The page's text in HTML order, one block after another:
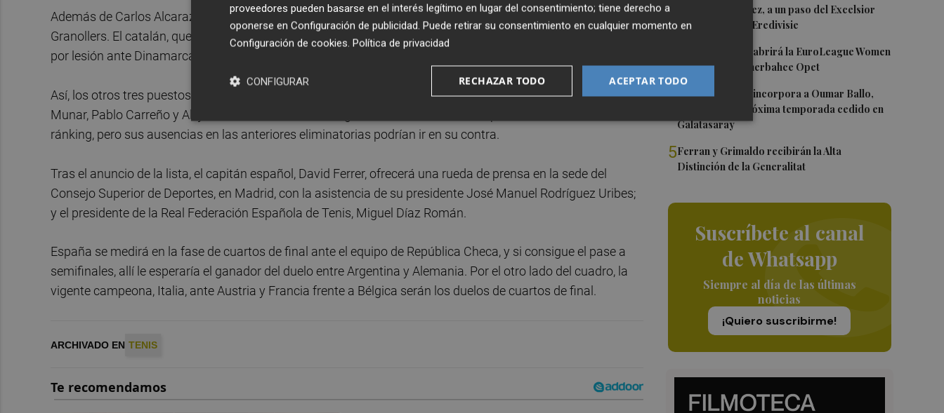
2
Mario Domínguez, a un paso del Excelsior
Róterdam de la Eredivisie
Valencia Basket abrirá la EuroLeague Women
en casa ante Fenerbahce Opet
4Valencia Basket incorpora a Oumar Ballo,
que jugará la próxima temporada cedido en
Galatasaray
5Ferran y Grimaldo recibirán la Alta
Distinción de la Generalitat
Suscríbete al canal
de Whatsapp
Siempre al día de las últimas
noticias
¡Quiero suscribirme!
Además de Carlos Alcaraz, David Ferrer podría volver a contar con el especialista de dobles Marcel
Granollers. El catalán, que también conquistó el US Open en la categoría de dobles, causó igualmente baja
por lesión ante Dinamarca, aunque es una incógnita porque no ha vuelto a jugar en el circuito.
Así, los otros tres puestos en el equipo se los repartirán, presumiblemente, entre Pedro Martínez, Jaume
Munar, Pablo Carreño y Alejandro Davidovich. El malagueño es el número dos español en términos de
ránking, pero sus ausencias en las anteriores eliminatorias podrían ir en su contra.
Tras el anuncio de la lista, el capitán español, David Ferrer, ofrecerá una rueda de prensa en la sede del
Consejo Superior de Deportes, en Madrid, con la asistencia de su presidente José Manuel Rodríguez Uribes;
y el presidente de la Real Federación Española de Tenis, Miguel Díaz Román.
España se medirá en la fase de cuartos de final ante el equipo de República Checa, y si consigue el pase a
semifinales, allí le esperaría el ganador del duelo entre Argentina y Alemania. Por el otro lado del cuadro, la
vigente campeona, Italia, ante Austria y Francia frente a Bélgica serán los duelos de cuartos de final.
ARCHIVADO EN TENIS
proveedores pueden basarse en el interés legítimo en lugar del consentimiento; tiene derecho a
oponerse en Configuración de publicidad. Puede retirar su consentimiento en cualquier momento en
Configuración de cookies. Política de privacidad
ACEPTAR TODO
RECHAZAR TODO
CONFIGURAR